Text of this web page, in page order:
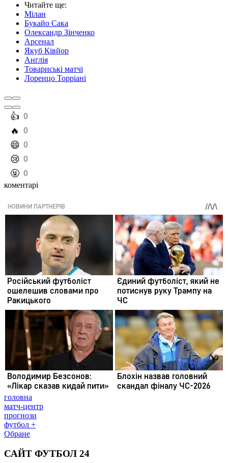
Читайте ще:
Мілан
Букайо Сака
Олександр Зінченко
Арсенал
Якуб Ківйор
Англія
Товариські матчі
Лоренцо Торріані
️👍 0
️🔥 0
️😄 0
️😢 0
️🤬 0
коментарі
головна
матч-центр
прогнози
футбол +
Обране
САЙТ ФУТБОЛ 24